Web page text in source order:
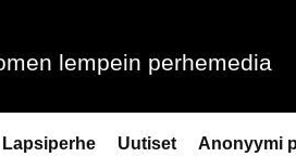
lempein perhemedia
Lapsiperhe Uutiset Anonyymi